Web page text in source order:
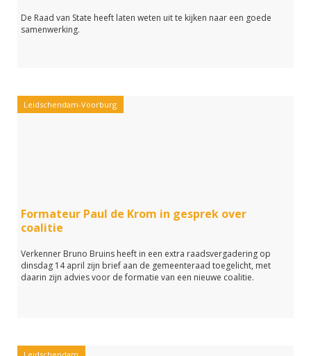
De Raad van State heeft laten weten uit te kijken naar een goede
samenwerking.
Leidschendam-Voorburg
Formateur Paul de Krom in gesprek over
coalitie
Verkenner Bruno Bruins heeft in een extra raadsvergadering op
dinsdag 14 april zijn brief aan de gemeenteraad toegelicht, met
daarin zijn advies voor de formatie van een nieuwe coalitie.